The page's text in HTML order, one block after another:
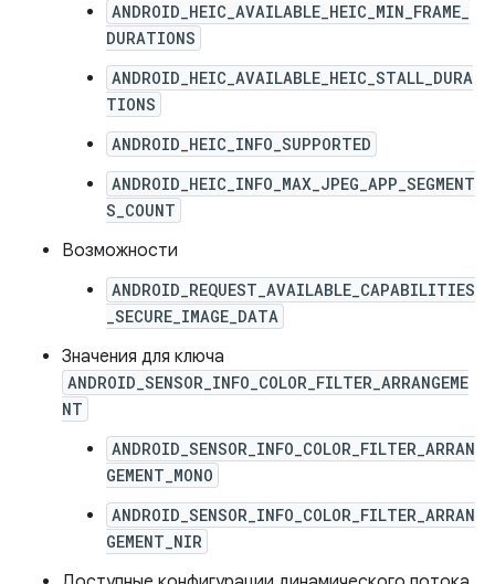
ANDROID_HEIC_AVAILABLE_HEIC_MIN_FRAME_
DURATIONS
ANDROID_HEIC_AVAILABLE_HEIC_STALL_DURA
TIONS
ANDROID_HEIC_INFO_SUPPORTED
ANDROID_HEIC_INFO_MAX_JPEG_APP_SEGMENT
S_COUNT
Возможности
ANDROID_REQUEST_AVAILABLE_CAPABILITIES
_SECURE_IMAGE_DATA
Значения для ключа
ANDROID_SENSOR_INFO_COLOR_FILTER_ARRANGEME
NT
ANDROID_SENSOR_INFO_COLOR_FILTER_ARRAN
GEMENT_MONO
ANDROID_SENSOR_INFO_COLOR_FILTER_ARRAN
GEMENT_NIR